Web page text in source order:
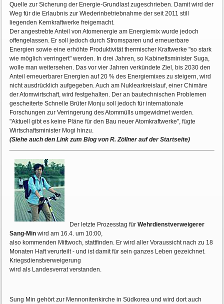
Quelle zur Sicherung der Energie-Grundlast zugeschrieben. Damit wird der
Weg für die Erlaubnis zur Wiederinbetriebnahme der seit 2011 still
liegenden Kernkraftwerke freigemacht.
Der angestrebte Anteil von Atomenergie am Energiemix wurde jedoch
offengelassen. Er soll jedoch durch Stromsparen und erneuerbare
Energien sowie eine erhöhte Produktivität thermischer Kraftwerke "so stark
wie möglich verringert" werden. In drei Jahren, so Kabinettsminister Suga,
wolle man weitersehen. Das vor vier Jahren verkündete Ziel, bis 2030 den
Anteil erneuerbarer Energien auf 20 % des Energiemixes zu steigern, wird
nicht ausdrücklich aufgegeben. Auch am Nuklearkreislauf, einer Chimäre
der Atomwirtschaft, wird festgehalten. Der an bautechnischen Problemen
gescheiterte Schnelle Brüter Monju soll jedoch für internationale
Forschungen zur Verringerung des Atommülls umgewidmet werden.
"Aktuell gibt es keine Pläne für den Bau neuer Atomkraftwerke", fügte
Wirtschaftsminister Mogi hinzu.
(Siehe auch den Link zum Blog von R. Zöllner auf der Startseite)
Der letzte Prozesstag fürWehrdienstverweigerer
Sang-Min wird am 16.4. um 10:00,
also kommenden Mittwoch, stattfinden. Er wird aller Voraussicht nach zu 18
Monaten Haft verurteilt - und ist damit für sein ganzes Leben gezeichnet.
Kriegsdienstverweigerung
wird als Landesverrat verstanden.
Sung Min gehört zur Mennonitenkirche in Südkorea und wird dort auch